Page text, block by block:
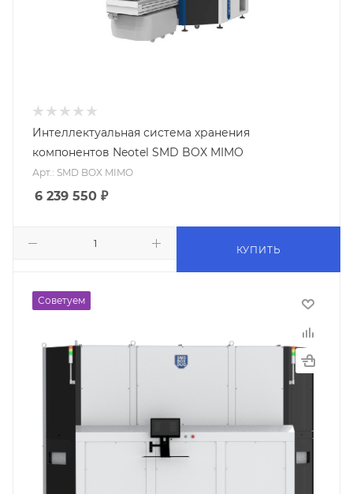
Интеллектуальная система хранения
компонентов Neotel SMD BOX MIMO
Арт.: SMD BOX MIMO
6 239 550 ₽
КУПИТЬ
Советуем